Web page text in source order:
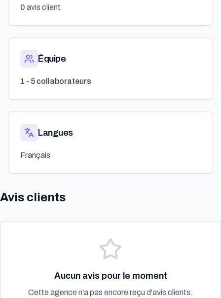
0 avis client
Équipe
1 - 5 collaborateurs
Langues
Français
Avis clients
Aucun avis pour le moment
Cette agence n'a pas encore reçu d'avis clients.